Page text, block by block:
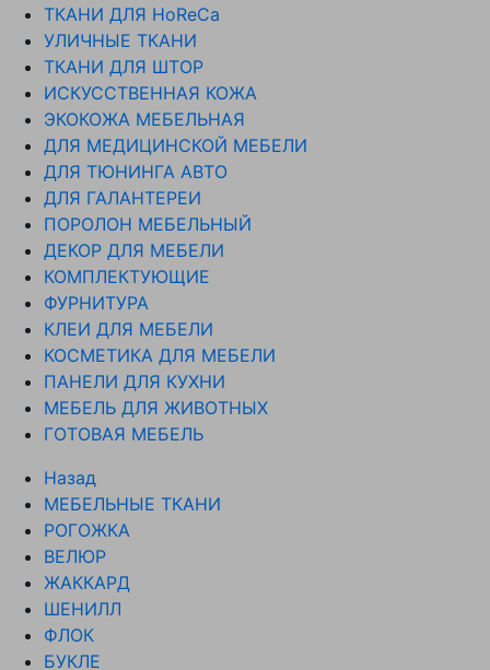
ТКАНИ ДЛЯ HoReCa
УЛИЧНЫЕ ТКАНИ
ТКАНИ ДЛЯ ШТОР
ИСКУССТВЕННАЯ КОЖА
ЭКОКОЖА МЕБЕЛЬНАЯ
ДЛЯ МЕДИЦИНСКОЙ МЕБЕЛИ
ДЛЯ ТЮНИНГА АВТО
ДЛЯ ГАЛАНТЕРЕИ
ПОРОЛОН МЕБЕЛЬНЫЙ
ДЕКОР ДЛЯ МЕБЕЛИ
КОМПЛЕКТУЮЩИЕ
ФУРНИТУРА
КЛЕИ ДЛЯ МЕБЕЛИ
КОСМЕТИКА ДЛЯ МЕБЕЛИ
ПАНЕЛИ ДЛЯ КУХНИ
МЕБЕЛЬ ДЛЯ ЖИВОТНЫХ
ГОТОВАЯ МЕБЕЛЬ
Назад
МЕБЕЛЬНЫЕ ТКАНИ
РОГОЖКА
ВЕЛЮР
ЖАККАРД
ШЕНИЛЛ
ФЛОК
БУКЛЕ